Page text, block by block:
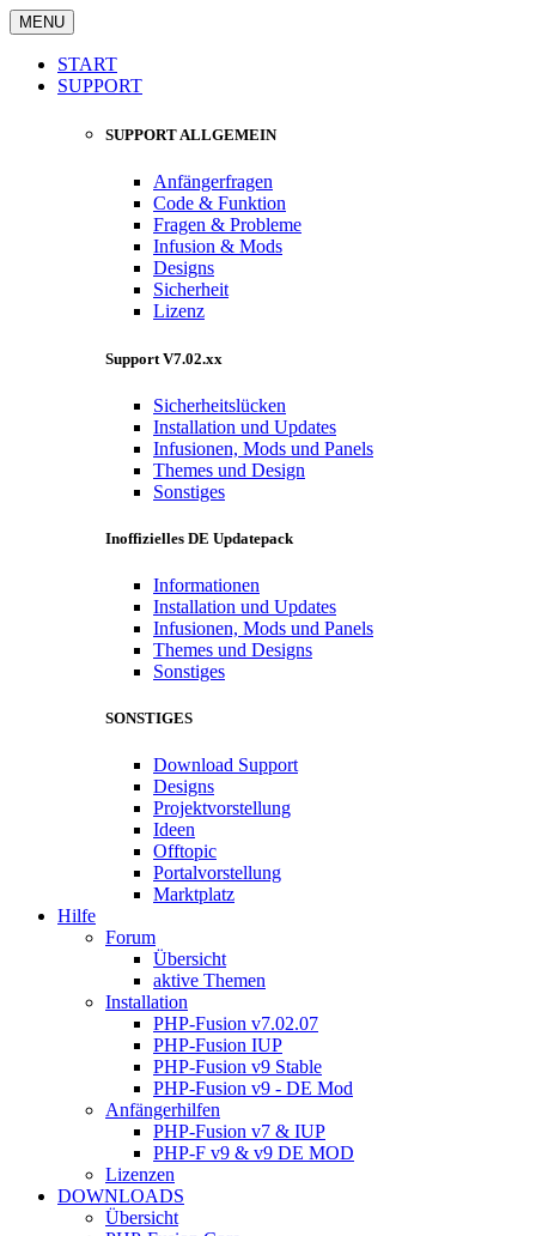
MENU
START
SUPPORT
SUPPORT ALLGEMEIN
Anfängerfragen
Code & Funktion
Fragen & Probleme
Infusion & Mods
Designs
Sicherheit
Lizenz
Support V7.02.xx
Sicherheitslücken
Installation und Updates
Infusionen, Mods und Panels
Themes und Design
Sonstiges
Inoffizielles DE Updatepack
Informationen
Installation und Updates
Infusionen, Mods und Panels
Themes und Designs
Sonstiges
SONSTIGES
Download Support
Designs
Projektvorstellung
Ideen
Offtopic
Portalvorstellung
Marktplatz
Hilfe
Forum
Übersicht
aktive Themen
Installation
PHP-Fusion v7.02.07
PHP-Fusion IUP
PHP-Fusion v9 Stable
PHP-Fusion v9 - DE Mod
Anfängerhilfen
PHP-Fusion v7 & IUP
PHP-F v9 & v9 DE MOD
Lizenzen
DOWNLOADS
Übersicht